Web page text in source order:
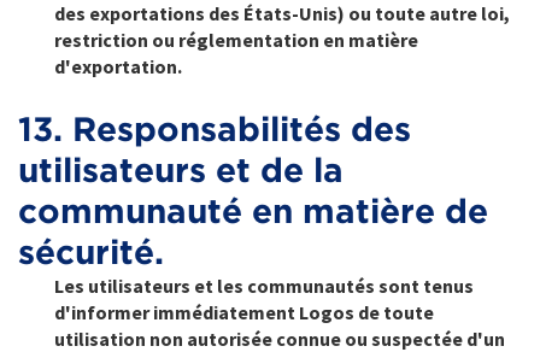
des exportations des États-Unis) ou toute autre loi,
restriction ou réglementation en matière
d'exportation.
13. Responsabilités des
utilisateurs et de la
communauté en matière de
sécurité.
Les utilisateurs et les communautés sont tenus
d'informer immédiatement Logos de toute
utilisation non autorisée connue ou suspectée d'un